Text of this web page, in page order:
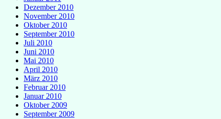
Dezember 2010
November 2010
Oktober 2010
September 2010
Juli 2010
Juni 2010
Mai 2010
April 2010
März 2010
Februar 2010
Januar 2010
Oktober 2009
September 2009